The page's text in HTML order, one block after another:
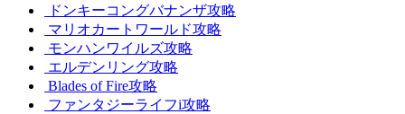
ドンキーコングバナンザ攻略
マリオカートワールド攻略
モンハンワイルズ攻略
エルデンリング攻略
Blades of Fire攻略
ファンタジーライフi攻略